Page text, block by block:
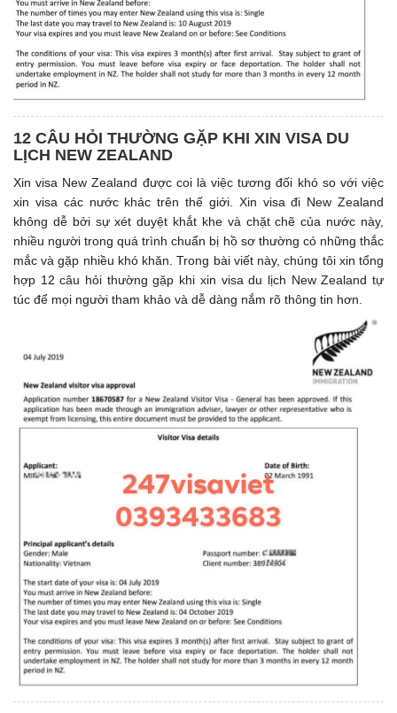
12 CÂU HỎI THƯỜNG GẶP KHI XIN VISA DU
LỊCH NEW ZEALAND
Xin visa New Zealand được coi là việc tương đối khó so với việc
xin visa các nước khác trên thế giới. Xin visa đi New Zealand
không dễ bởi sự xét duyệt khắt khe và chặt chẽ của nước này,
nhiều người trong quá trình chuẩn bị hồ sơ thường có những thắc
mắc và gặp nhiều khó khăn. Trong bài viết này, chúng tôi xin tổng
hợp 12 câu hỏi thường gặp khi xin visa du lịch New Zealand tự
túc để mọi người tham khảo và dễ dàng nắm rõ thông tin hơn.